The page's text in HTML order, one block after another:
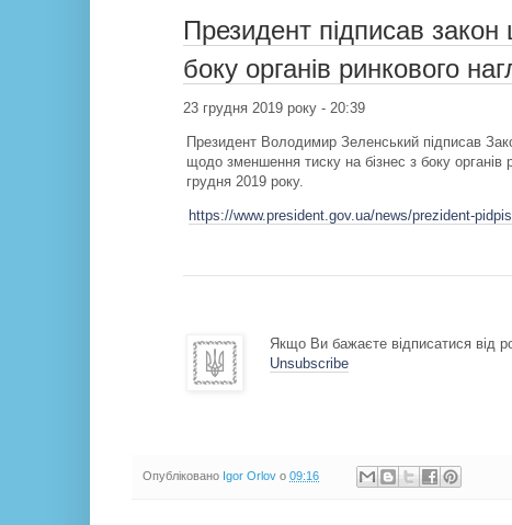
Президент підписав
боку органів ринкового
23 грудня 2019 року - 20:39
Президент Володимир Зеленський підписав
щодо зменшення тиску на бізнес з боку
грудня 2019 року.
https://www.president.gov.ua/news/prezident-
Якщо Ви бажаєте відписатися від
Unsubscribe
Опубліковано Igor Orlov о 09:16